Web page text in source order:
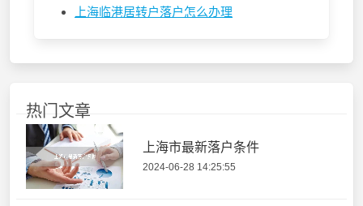
上海临港居转户落户怎么办理
热门文章
上海市最新落户条件
2024-06-28 14:25:55